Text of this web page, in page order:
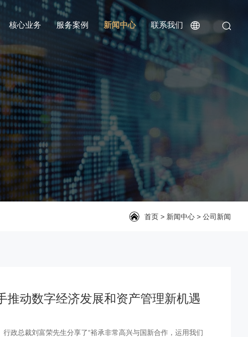
核心业务 服务案例 新闻中心 联系我们
首页 > 新闻中心 >公司新闻
推动数字经济发展和资产管理新机遇
行政总裁刘富荣先生分享了“裕承非常高兴与国新合作，运用我们